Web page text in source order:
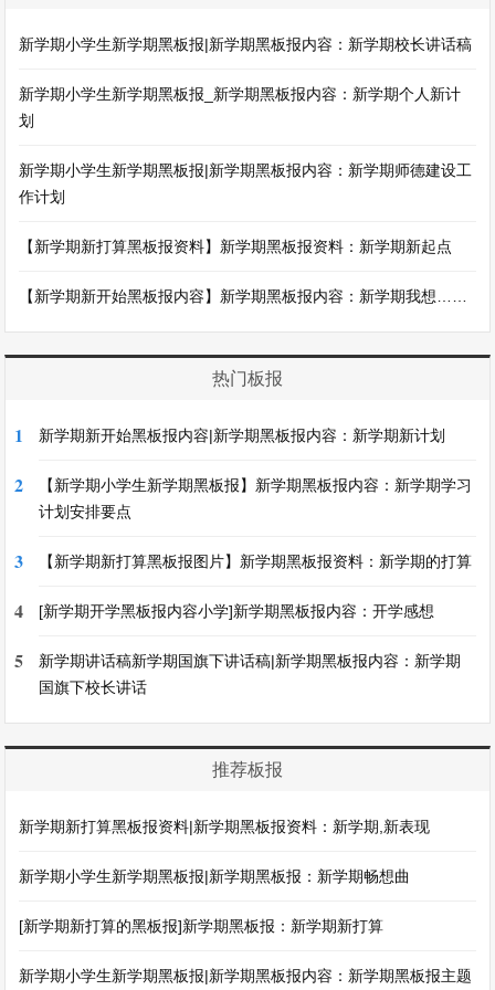
新学期小学生新学期黑板报|新学期黑板报内容：新学期校长讲话稿
新学期小学生新学期黑板报_新学期黑板报内容：新学期个人新计
划
新学期小学生新学期黑板报|新学期黑板报内容：新学期师德建设工
作计划
【新学期新打算黑板报资料】新学期黑板报资料：新学期新起点
【新学期新开始黑板报内容】新学期黑板报内容：新学期我想……
热门板报
1 新学期新开始黑板报内容|新学期黑板报内容：新学期新计划
2
【新学期小学生新学期黑板报】新学期黑板报内容：新学期学习
计划安排要点
3 【新学期新打算黑板报图片】新学期黑板报资料：新学期的打算
4 [新学期开学黑板报内容小学]新学期黑板报内容：开学感想
5
新学期讲话稿新学期国旗下讲话稿|新学期黑板报内容：新学期
国旗下校长讲话
推荐板报
新学期新打算黑板报资料|新学期黑板报资料：新学期,新表现
新学期小学生新学期黑板报|新学期黑板报：新学期畅想曲
[新学期新打算的黑板报]新学期黑板报：新学期新打算
新学期小学生新学期黑板报|新学期黑板报内容：新学期黑板报主题